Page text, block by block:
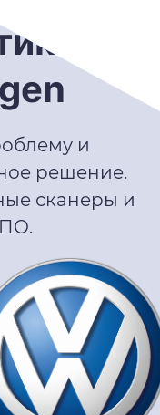
и
решение.
сканеры и